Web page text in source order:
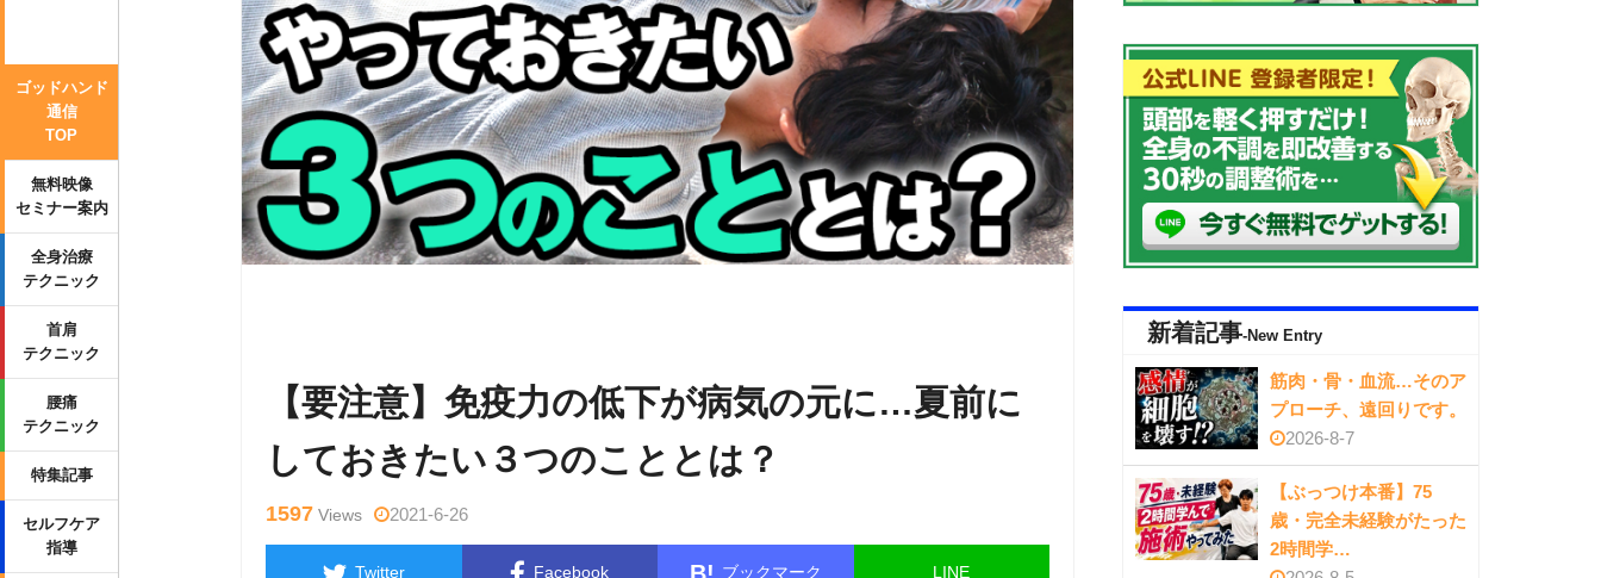
ゴッドハンド
通信
TOP
無料映像
セミナー案内
全身治療
テクニック
首肩
テクニック
腰痛
テクニック
特集記事
セルフケア
指導
【要注意】免疫力の低下が病気の元に…夏前に
しておきたい３つのこととは？
1597 Views 2021-6-26
Twitter Facebook ブックマーク LINE
新着記事-New Entry
筋肉・骨・血流…そのア
プローチ、遠回りです。
2026-8-7
【ぶっつけ本番】75
歳・完全未経験がたった
2時間学…